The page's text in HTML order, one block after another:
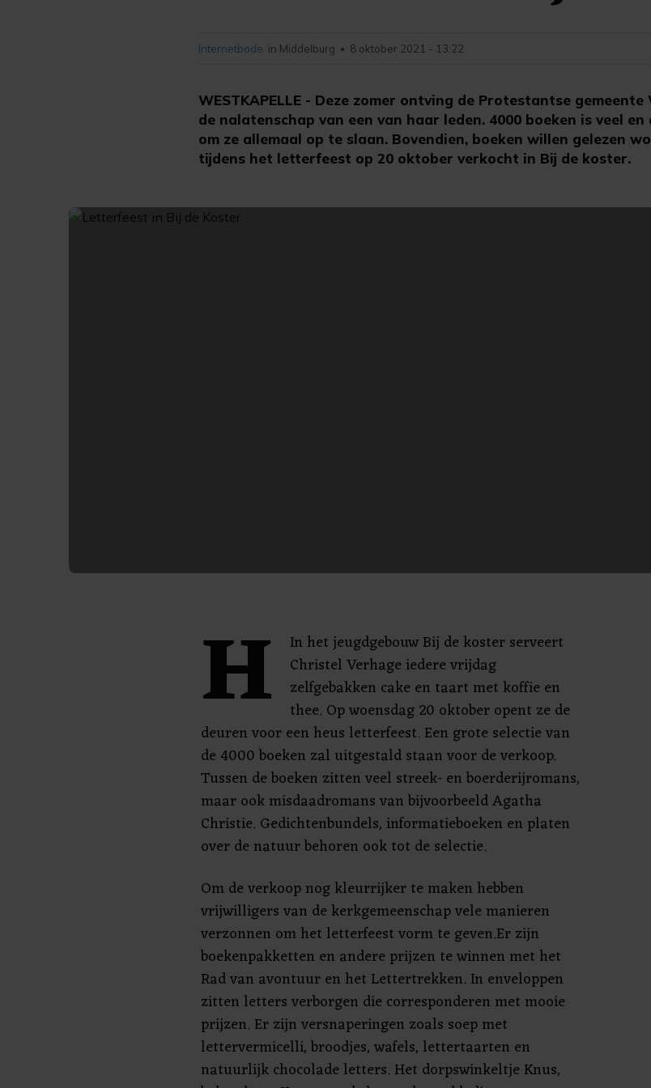
WESTKAPELLE - Deze zomer ontving de Protestantse
de nalatenschap van een van haar leden. 4000 boeken is veel
om ze allemaal op te slaan. Bovendien, boeken willen gelezen
tijdens het letterfeest op 20 oktober verkocht in Bij de koster.
Internetbode in Middelburg • 8 oktober 2021 - 13:22
H
In het jeugdgebouw Bij de koster serveert
Christel Verhage iedere vrijdag
zelfgebakken cake en taart met koffie en
thee. Op woensdag 20 oktober opent ze de
deuren voor een heus letterfeest. Een grote selectie van
de 4000 boeken zal uitgestald staan voor de verkoop.
Tussen de boeken zitten veel streek- en boerderijromans,
maar ook misdaadromans van bijvoorbeeld Agatha
Christie. Gedichtenbundels, informatieboeken en platen
over de natuur behoren ook tot de selectie.
Om de verkoop nog kleurrijker te maken hebben
vrijwilligers van de kerkgemeenschap vele manieren
verzonnen om het letterfeest vorm te geven.Er zijn
boekenpakketten en andere prijzen te winnen met het
Rad van avontuur en het Lettertrekken. In enveloppen
zitten letters verborgen die corresponderen met mooie
prijzen. Er zijn versnaperingen zoals soep met
lettervermicelli, broodjes, wafels, lettertaarten en
natuurlijk chocolade letters. Het dorpswinkeltje Knus,